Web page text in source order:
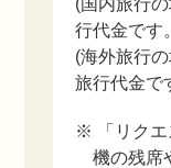
行代金です。
(海外旅行
旅行代金で
※ 「リクエ
機の残席